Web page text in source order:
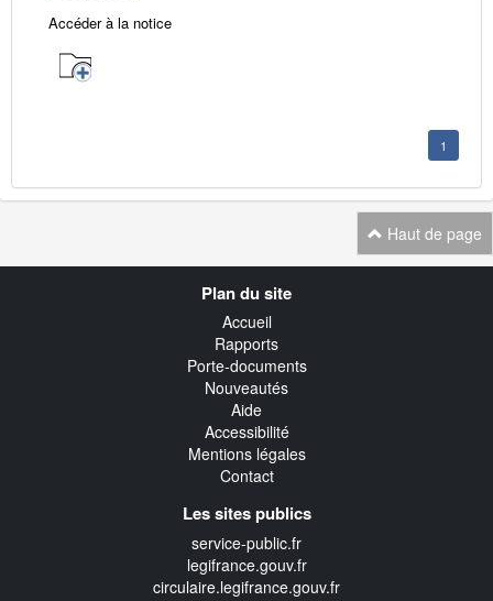
Accéder à la notice
1
Haut de page
Plan du site
Accueil
Rapports
Porte-documents
Nouveautés
Aide
Accessibilité
Mentions légales
Contact
Les sites publics
service-public.fr
legifrance.gouv.fr
circulaire.legifrance.gouv.fr